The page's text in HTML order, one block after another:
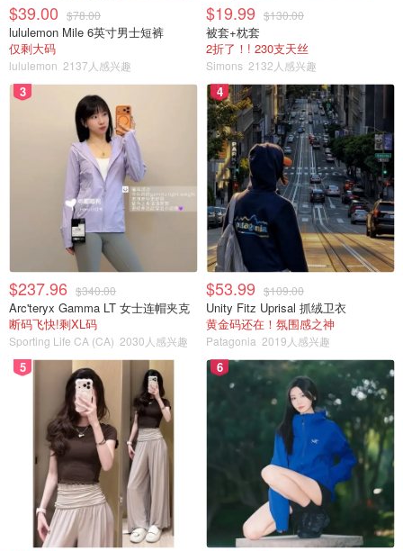
$39.00 $78.00
lululemon Mile 6英寸男士短裤
仅剩大码
lululemon 2137人感兴趣
$19.99 $130.00
被套+枕套
2折了！! 230支天丝
Simons 2132人感兴趣
3
$237.96 $340.00
Arc'teryx Gamma LT 女士连帽夹克
断码飞快!剩XL码
Sporting Life CA (CA) 2030人感兴趣
4
$53.99 $109.00
Unity Fitz Uprisal 抓绒卫衣
黄金码还在！氛围感之神
Patagonia 2019人感兴趣
5 6